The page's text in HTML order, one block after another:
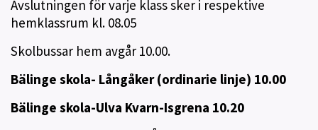
Avslutningen för varje klass sker i respektive
hemklassrum kl. 08.05
Skolbussar hem avgår 10.00.
Bälinge skola- Långåker (ordinarie linje) 10.00
Bälinge skola-Ulva Kvarn-Isgrena 10.20